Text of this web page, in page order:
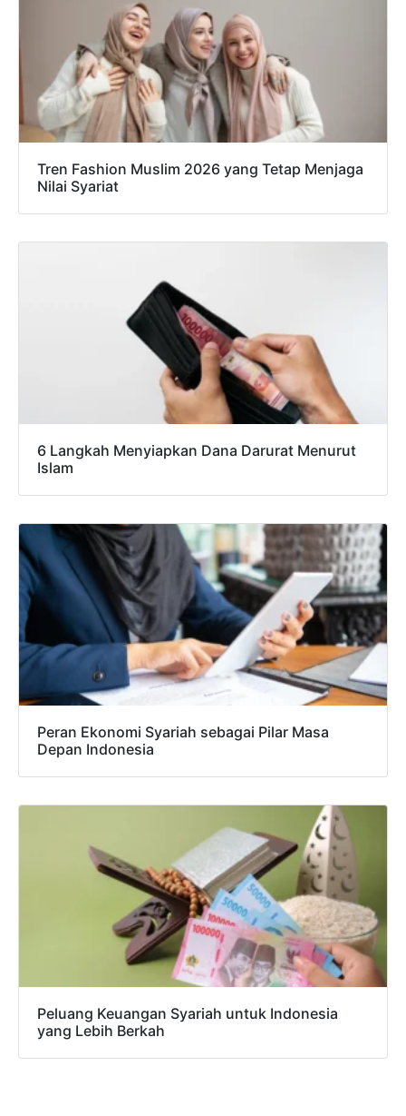
Tren Fashion Muslim 2026 yang Tetap Menjaga
Nilai Syariat
6 Langkah Menyiapkan Dana Darurat Menurut
Islam
Peran Ekonomi Syariah sebagai Pilar Masa
Depan Indonesia
Peluang Keuangan Syariah untuk Indonesia
yang Lebih Berkah